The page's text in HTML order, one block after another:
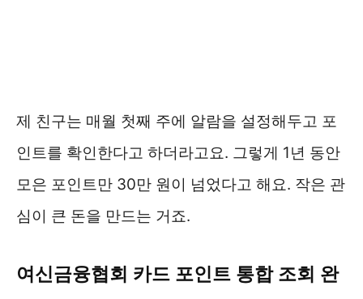
제 친구는 매월 첫째 주에 알람을 설정해두고 포
인트를 확인한다고 하더라고요. 그렇게 1년 동안
모은 포인트만 30만 원이 넘었다고 해요. 작은 관
심이 큰 돈을 만드는 거죠.
여신금융협회 카드 포인트 통합 조회 완